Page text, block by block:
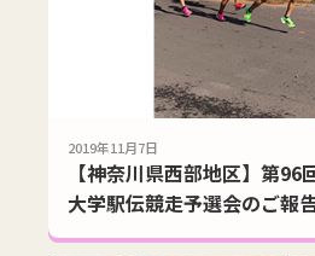
2019年11月7日
【神奈川県西部地区】第96
大学駅伝競走予選会のご報